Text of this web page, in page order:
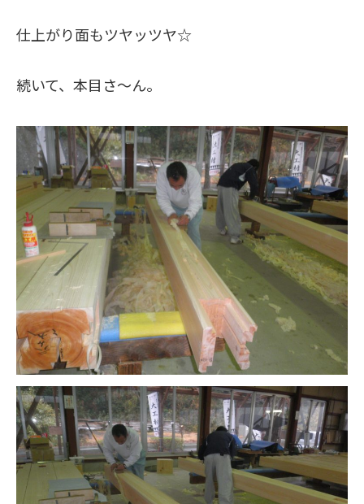
仕上がり面もツヤッツヤ☆
続いて、本目さ～ん。